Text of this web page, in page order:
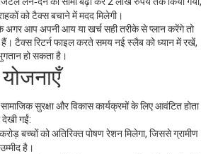
को टैक्स बचाने में मदद मिलेगी।
अगर आप अपनी आय या खर्च सही तरीके से प्लान करेंगे तो
टैक्स रिटर्न फाइल करते समय नई स्लैब को ध्यान में रखें,
हो सकता है।
सुरक्षा और विकास कार्यक्रमों के लिए आवंटित होता
गईं:
बच्चों को अतिरिक्त पोषण रेशन मिलेगा, जिससे ग्रामीण
है।